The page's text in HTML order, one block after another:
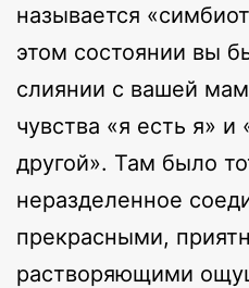
называется
этом состоянии вы
слиянии с вашей
чувства «я есть я»
другой». Там было
неразделенное
прекрасными,
растворяющими